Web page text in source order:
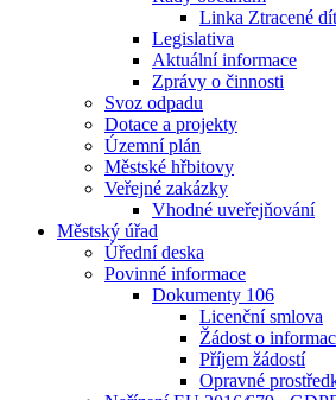
Linka Ztracené
Legislativa
Aktuální informace
Zprávy o činnosti
Svoz odpadu
Dotace a projekty
Územní plán
Městské hřbitovy
Veřejné zakázky
Vhodné uveřejňování
Městský úřad
Úřední deska
Povinné informace
Dokumenty 106
Licenční smlova
Žádost o
Příjem žádostí
Opravné